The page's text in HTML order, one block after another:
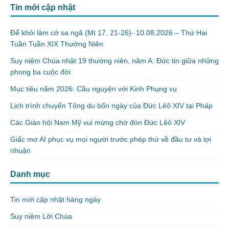
Tin mới cập nhật
Để khỏi làm cớ sa ngã (Mt 17, 21-26)- 10.08.2026 – Thứ Hai
Tuần Tuần XIX Thường Niên
Suy niệm Chúa nhật 19 thường niên, năm A: Đức tin giữa những
phong ba cuộc đời
Mục tiêu năm 2026: Cầu nguyện với Kinh Phụng vụ
Lịch trình chuyến Tông du bốn ngày của Đức Lêô XIV tại Pháp
Các Giáo hội Nam Mỹ vui mừng chờ đón Đức Lêô XIV
Giấc mơ AI phục vụ mọi người trước phép thử về đầu tư và lợi
nhuận
Danh mục
Tin mới cập nhật hàng ngày
Suy niệm Lời Chúa